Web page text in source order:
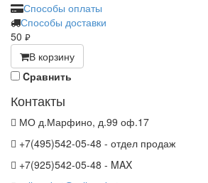
Способы оплаты
Способы доставки
50 руб.
В корзину
Cравнить
Контакты
МО д.Марфино, д.99 оф.17
+7(495)542-05-48 - отдел продаж
+7(925)542-05-48 - MAX